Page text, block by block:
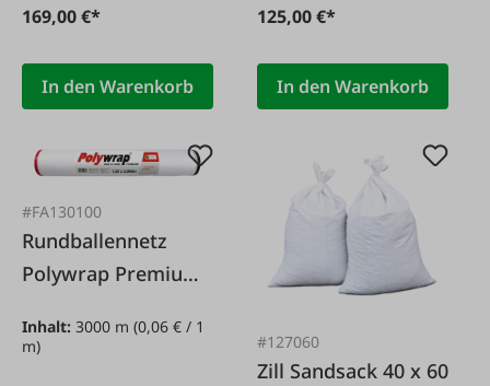
169,00 €*
In den Warenkorb
125,00 €*
In den Warenkorb
#FA130100
Rundballennetz
Polywrap Premium
Inhalt: 3000 m (0,06 € / 1
m)
#127060
Zill Sandsack 40 x 60